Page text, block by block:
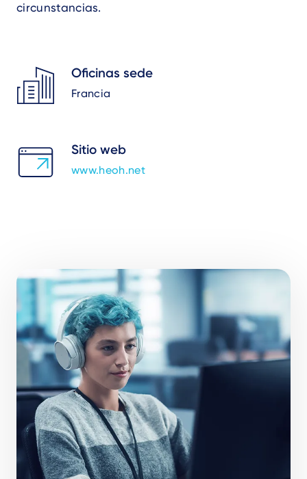
circunstancias.
Oficinas sede
Francia
Sitio web
www.heoh.net